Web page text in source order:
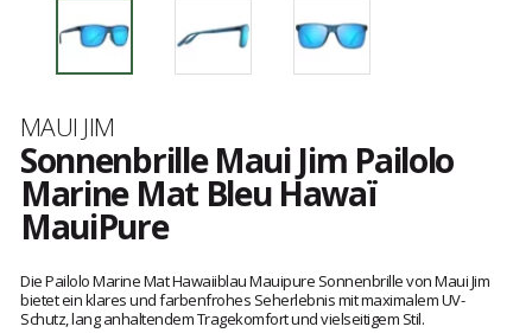
Marke
MAUI JIM
Sonnenbrille Maui Jim Pailolo
Marine Mat Bleu Hawaï
MauiPure
Die Pailolo Marine Mat Hawaiiblau Mauipure Sonnenbrille von Maui Jim
bietet ein klares und farbenfrohes Seherlebnis mit maximalem UV-
Schutz, lang anhaltendem Tragekomfort und vielseitigem Stil.